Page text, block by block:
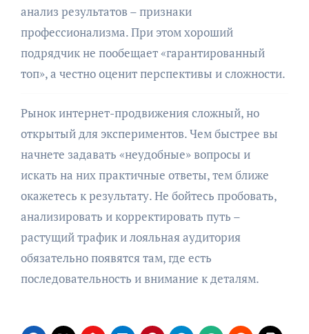
анализ результатов – признаки
профессионализма. При этом хороший
подрядчик не пообещает «гарантированный
топ», а честно оценит перспективы и сложности.
Рынок интернет-продвижения сложный, но
открытый для экспериментов. Чем быстрее вы
начнете задавать «неудобные» вопросы и
искать на них практичные ответы, тем ближе
окажетесь к результату. Не бойтесь пробовать,
анализировать и корректировать путь –
растущий трафик и лояльная аудитория
обязательно появятся там, где есть
последовательность и внимание к деталям.